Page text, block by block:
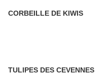
CORBEILLE DE KIWIS
TULIPES DES CEVENNES